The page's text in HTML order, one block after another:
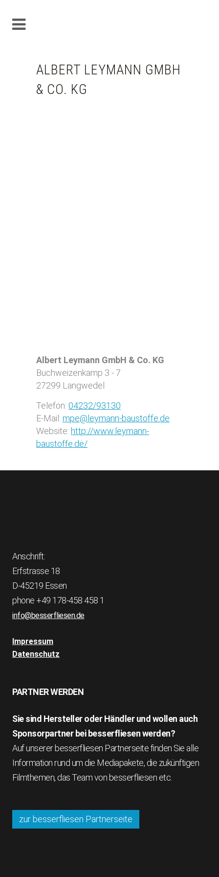
ALBERT LEYMANN GMBH
& CO. KG
Albert Leymann GmbH & Co. KG
Buchweizenkamp 3 - 7
27299 Langwedel
Telefon: 04232/93130
E-Mail: mpe@leymann-baustoffe.de
Website: http://www.leymann-
baustoffe.de/
Anschrift:
Erfstrasse 18
D-45219 Essen
phone +49 178-458 458 1
info@besserfliesen.de
Impressum
Datenschutz
PARTNER WERDEN
Sie sind Hersteller oder Händler und wollen auch
Sponsorpartner bei besserfliesen werden?
Auf unserer besserfliesen Partnerseite finden Sie alle
Information rund um die Mediapakete, die zukünftigen
Filmthemen, das Team von besserfliesen etc.
zur besserfliesen Partnerseite